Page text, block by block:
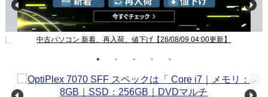
中古パソコン 新着、再入荷、値下げ【26/08/09 04:00更新】